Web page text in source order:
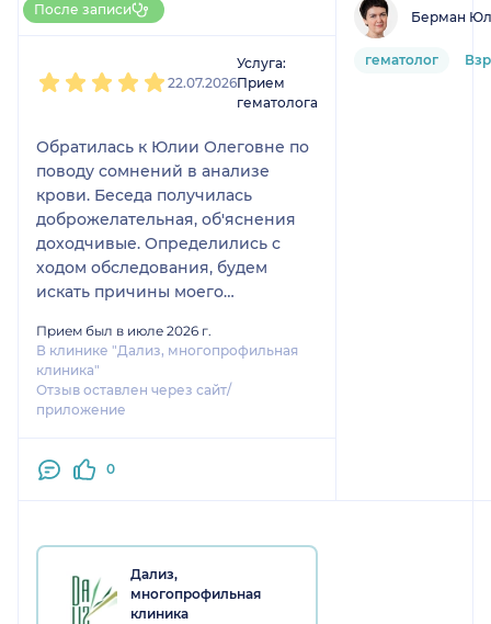
НаПоправку
После записи
22.07.2026
Услуга:
Прием
гематолога
Обратилась к Юлии Олеговне по
поводу сомнений в анализе
крови. Беседа получилась
доброжелательная, об'яснения
доходчивые. Определились с
ходом обследования, будем
искать причины моего
Прием был в июле 2026 г.
В клинике "Дализ, многопрофильная
клиника"
Отзыв оставлен через сайт/
приложение
0
Берман
гематолог
Дализ,
многопрофильная
клиника